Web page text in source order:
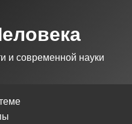
и современной науки